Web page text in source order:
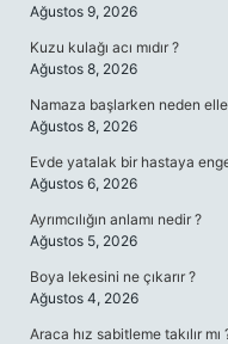
Ağustos 9, 2026
Kuzu kulağı acı mıdır ?
Ağustos 8, 2026
Namaza başlarken neden
Ağustos 8, 2026
Evde yatalak bir hastaya
Ağustos 6, 2026
Ayrımcılığın anlamı nedir ?
Ağustos 5, 2026
Boya lekesini ne çıkarır ?
Ağustos 4, 2026
Araca hız sabitleme takılır mı